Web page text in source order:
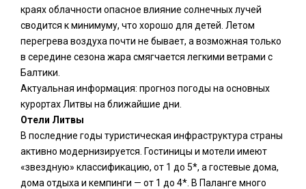
краях облачности опасное влияние солнечных лучей
сводится к минимуму, что хорошо для детей. Летом
перегрева воздуха почти не бывает, а возможная только
в середине сезона жара смягчается легкими ветрами с
Балтики.
Актуальная информация: прогноз погоды на основных
курортах Литвы на ближайшие дни.
Отели Литвы
В последние годы туристическая инфраструктура страны
активно модернизируется. Гостиницы и мотели имеют
«звездную» классификацию, от 1 до 5*, а гостевые дома,
дома отдыха и кемпинги — от 1 до 4*. В Паланге много